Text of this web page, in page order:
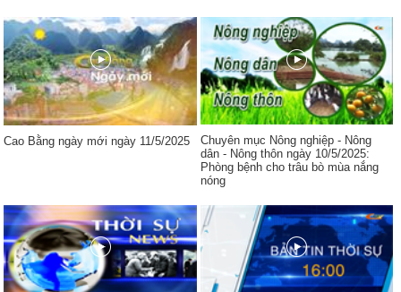
Cao Bằng ngày mới ngày 11/5/2025
Chuyên mục Nông nghiệp - Nông
dân - Nông thôn ngày 10/5/2025:
Phòng bệnh cho trâu bò mùa nắng
nóng